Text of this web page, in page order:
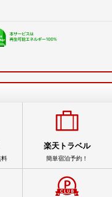
料
楽天トラベル
簡単宿泊予約！